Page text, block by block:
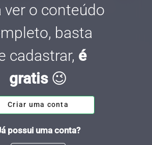
ver o conteúdo
basta
cadastrar, é
gratis😉
Criar uma conta
possui uma conta?